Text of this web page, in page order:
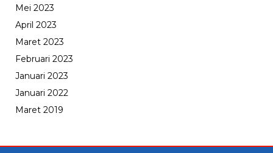
Mei 2023
April 2023
Maret 2023
Februari 2023
Januari 2023
Januari 2022
Maret 2019